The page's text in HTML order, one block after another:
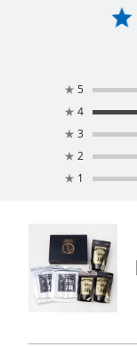
★ 5
★ 4
★ 3
★ 2
★ 1